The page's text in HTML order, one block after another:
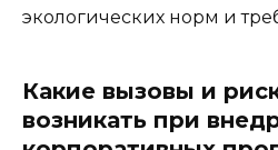
экологических норм и
Какие вызовы и
возникать при